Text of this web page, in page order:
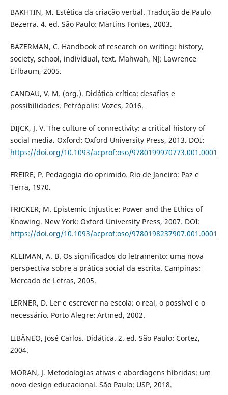
BAKHTIN, M. Estética da criação verbal. Tradução de Paulo
Bezerra. 4. ed. São Paulo: Martins Fontes, 2003.
BAZERMAN, C. Handbook of research on writing: history,
society, school, individual, text. Mahwah, NJ: Lawrence
Erlbaum, 2005.
CANDAU, V. M. (org.). Didática crítica: desafios e
possibilidades. Petrópolis: Vozes, 2016.
DIJCK, J. V. The culture of connectivity: a critical history of
social media. Oxford: Oxford University Press, 2013. DOI:
https://doi.org/10.1093/acprof:oso/9780199970773.001.0001
FREIRE, P. Pedagogia do oprimido. Rio de Janeiro: Paz e
Terra, 1970.
FRICKER, M. Epistemic Injustice: Power and the Ethics of
Knowing. New York: Oxford University Press, 2007. DOI:
https://doi.org/10.1093/acprof:oso/9780198237907.001.0001
KLEIMAN, A. B. Os significados do letramento: uma nova
perspectiva sobre a prática social da escrita. Campinas:
Mercado de Letras, 2005.
LERNER, D. Ler e escrever na escola: o real, o possível e o
necessário. Porto Alegre: Artmed, 2002.
LIBÂNEO, José Carlos. Didática. 2. ed. São Paulo: Cortez,
2004.
MORAN, J. Metodologias ativas e abordagens híbridas: um
novo design educacional. São Paulo: USP, 2018.